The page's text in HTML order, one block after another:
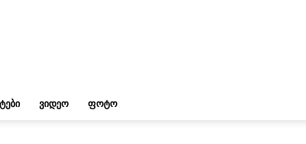
ᲕᲘᲓᲔᲝ ᲤᲝᲢᲝ